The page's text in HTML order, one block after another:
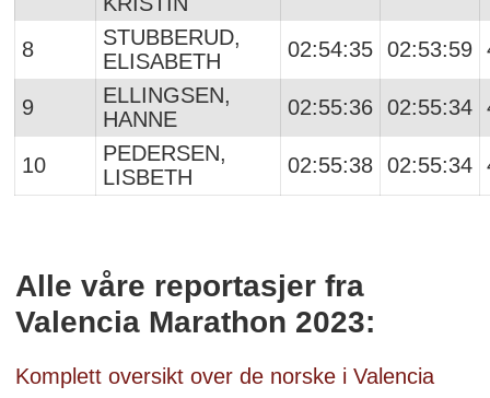
8
STUBBERUD,
ELISABETH
02:54:35 02:53:59
9
ELLINGSEN,
HANNE
02:55:36 02:55:34
10
PEDERSEN,
LISBETH
02:55:38 02:55:34
Alle våre reportasjer fra
Valencia Marathon 2023:
Komplett oversikt over de norske i Valencia